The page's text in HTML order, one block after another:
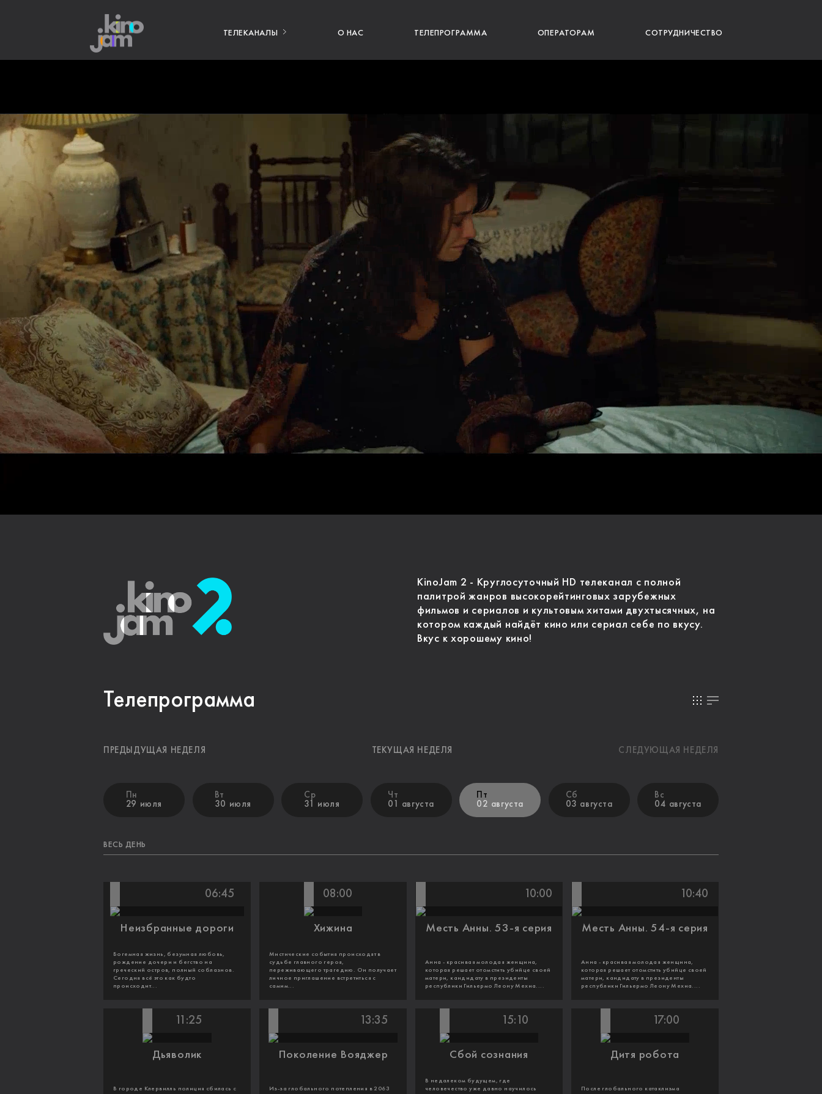
ТЕЛЕКАНАЛЫ О НАС ТЕЛЕПРОГРАММА ОПЕРАТОРАМ СОТРУДНИЧЕСТВО
KinoJam 2 - Круглосуточный HD телеканал с полной
палитрой жанров высокорейтинговых зарубежных
фильмов и сериалов и культовым хитами двухтысячных, на
котором каждый найдёт кино или сериал себе по вкусу.
Вкус к хорошему кино!
Телепрограмма
ПРЕДЫДУЩАЯ НЕДЕЛЯ ТЕКУЩАЯ НЕДЕЛЯ СЛЕДУЮЩАЯ НЕДЕЛЯ
Пн
29 июля
Вт
30 июля
Ср
31 июля
Чт
01 августа
Пт
02 августа
Сб
03 августа
Вс
04 августа
ВЕСЬ ДЕНЬ
06:45
Неизбранные дороги
Богемная жизнь, безумная любовь,
рождение дочери и бегство на
греческий остров, полный соблазнов.
Сегодня всё это как будто
происходит...
08:00
Хижина
Мистические события происходят в
судьбе главного героя,
переживающего трагедию. Он получает
личное приглашение встретиться с
самим...
10:00
Месть Анны. 53-я серия
Анна - красивая молодая женщина,
которая решает отомстить убийце своей
матери, кандидату в президенты
республики Гильермо Леону Мехиа....
10:40
Месть Анны. 54-я серия
Анна - красивая молодая женщина,
которая решает отомстить убийце своей
матери, кандидату в президенты
республики Гильермо Леону Мехиа....
11:25
Дьяволик
В городе Клервилль полиция сбилась с
13:35
Поколение Вояджер
Из-за глобального потепления в 2063
15:10
Сбой сознания
В недалеком будущем, где
человечество уже давно научилось
17:00
Дитя робота
После глобального катаклизма